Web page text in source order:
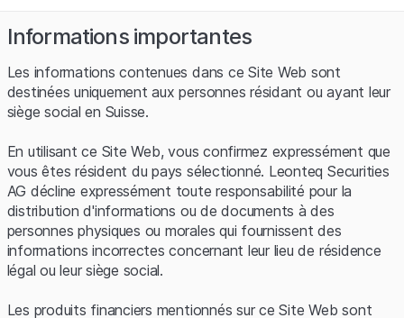
Erreur du serveur.
Informations importantes
Les informations contenues dans ce Site Web sont
destinées uniquement aux personnes résidant ou ayant leur
siège social en Suisse.
En utilisant ce Site Web, vous confirmez expressément que
vous êtes résident du pays sélectionné. Leonteq Securities
AG décline expressément toute responsabilité pour la
distribution d'informations ou de documents à des
personnes physiques ou morales qui fournissent des
informations incorrectes concernant leur lieu de résidence
légal ou leur siège social.
Les produits financiers mentionnés sur ce Site Web sont